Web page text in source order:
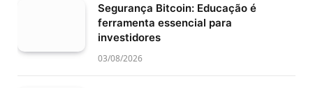
Segurança Bitcoin: Educação é
ferramenta essencial para
investidores
03/08/2026